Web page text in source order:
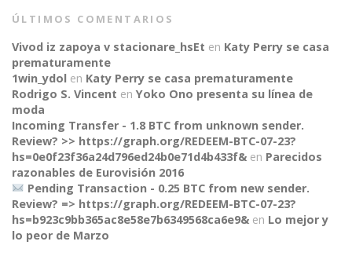
CONNECT
ÚLTIMOS COMENTARIOS
Vivod iz zapoya v stacionare_hsEt en Katy Perry se casa
prematuramente
1win_ydol en Katy Perry se casa prematuramente
Rodrigo S. Vincent en Yoko Ono presenta su línea de
moda
Incoming Transfer - 1.8 BTC from unknown sender.
Review? >> https://graph.org/REDEEM-BTC-07-23?
hs=0e0f23f36a24d796ed24b0e71d4b433f& en Parecidos
razonables de Eurovisión 2016
Pending Transaction - 0.25 BTC from new sender.
Review? => https://graph.org/REDEEM-BTC-07-23?
hs=b923c9bb365ac8e58e7b6349568ca6e9& en Lo mejor y
lo peor de Marzo